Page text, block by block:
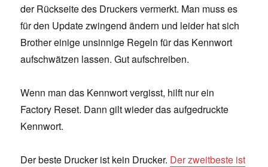
der Rückseite des Druckers vermerkt. Man muss es
für den Update zwingend ändern und leider hat sich
Brother einige unsinnige Regeln für das Kennwort
aufschwätzen lassen. Gut aufschreiben.
Wenn man das Kennwort vergisst, hilft nur ein
Factory Reset. Dann gilt wieder das aufgedruckte
Kennwort.
Der beste Drucker ist kein Drucker. Der zweitbeste ist